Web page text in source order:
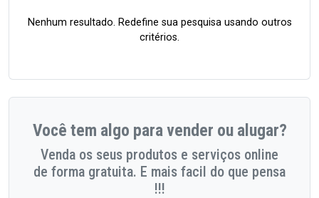
Nenhum resultado. Redefine sua pesquisa usando outros
critérios.
Você tem algo para vender ou alugar?
Venda os seus produtos e serviços online
de forma gratuita. E mais facil do que pensa
!!!